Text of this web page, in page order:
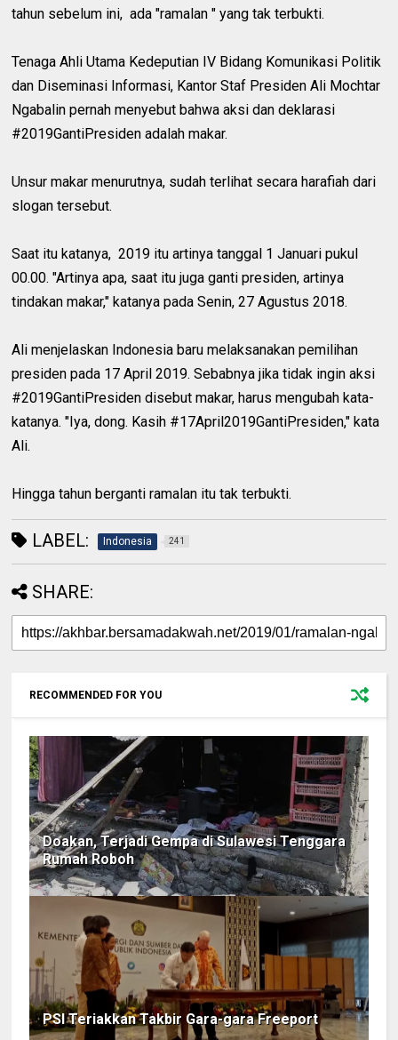
tahun sebelum ini, ada "ramalan " yang tak terbukti.
Tenaga Ahli Utama Kedeputian IV Bidang Komunikasi Politik
dan Diseminasi Informasi, Kantor Staf Presiden Ali Mochtar
Ngabalin pernah menyebut bahwa aksi dan deklarasi
#2019GantiPresiden adalah makar.
Unsur makar menurutnya, sudah terlihat secara harafiah dari
slogan tersebut.
Saat itu katanya, 2019 itu artinya tanggal 1 Januari pukul
00.00. "Artinya apa, saat itu juga ganti presiden, artinya
tindakan makar," katanya pada Senin, 27 Agustus 2018.
Ali menjelaskan Indonesia baru melaksanakan pemilihan
presiden pada 17 April 2019. Sebabnya jika tidak ingin aksi
#2019GantiPresiden disebut makar, harus mengubah kata-
katanya. "Iya, dong. Kasih #17April2019GantiPresiden," kata
Ali.
Hingga tahun berganti ramalan itu tak terbukti.
LABEL: Indonesia 241
SHARE:
RECOMMENDED FOR YOU
Doakan, Terjadi Gempa di Sulawesi Tenggara
Rumah Roboh
PSI Teriakkan Takbir Gara-gara Freeport